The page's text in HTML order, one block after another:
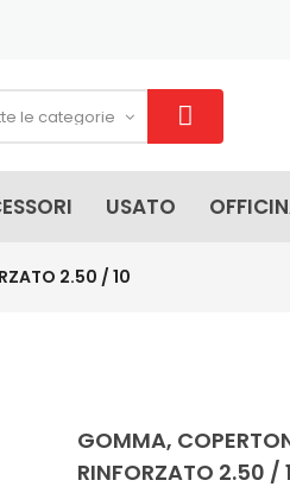
USATO
2.50 / 10
GOMMA,
RINFORZATO 2.50 /